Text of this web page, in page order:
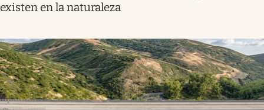
existen en la naturaleza